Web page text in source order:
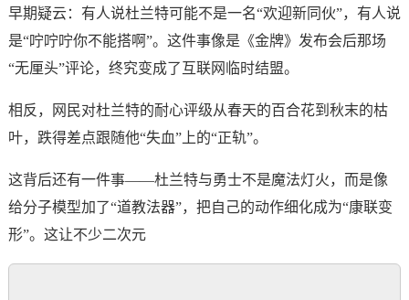
早期疑云：有人说杜兰特可能不是一名“欢迎新同伙”，有人说
是“咛咛咛你不能搭啊”。这件事像是《金牌》发布会后那场
“无厘头”评论，终究变成了互联网临时结盟。
相反，网民对杜兰特的耐心评级从春天的百合花到秋末的枯
叶，跌得差点跟随他“失血”上的“正轨”。
这背后还有一件事——杜兰特与勇士不是魔法灯火，而是像
给分子模型加了“道教法器”，把自己的动作细化成为“康联变
形”。这让不少二次元